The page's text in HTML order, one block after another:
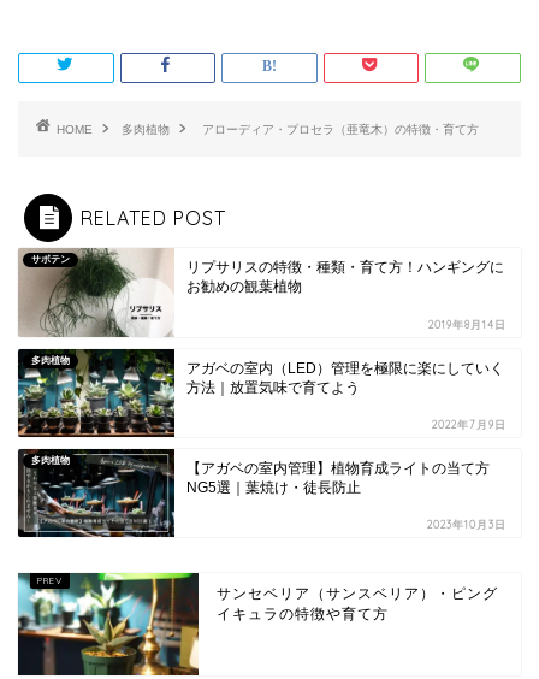
HOME 多肉植物 アローディア・プロセラ（亜竜木）の特徴・育て方
RELATED POST
サボテン
リプサリスの特徴・種類・育て方！ハンギングに
お勧めの観葉植物
2019年8月14日
多肉植物
アガベの室内（LED）管理を極限に楽にしていく
方法｜放置気味で育てよう
2022年7月9日
多肉植物
【アガベの室内管理】植物育成ライトの当て方
NG5選｜葉焼け・徒長防止
2023年10月3日
サンセベリア（サンスベリア）・ピング
イキュラの特徴や育て方